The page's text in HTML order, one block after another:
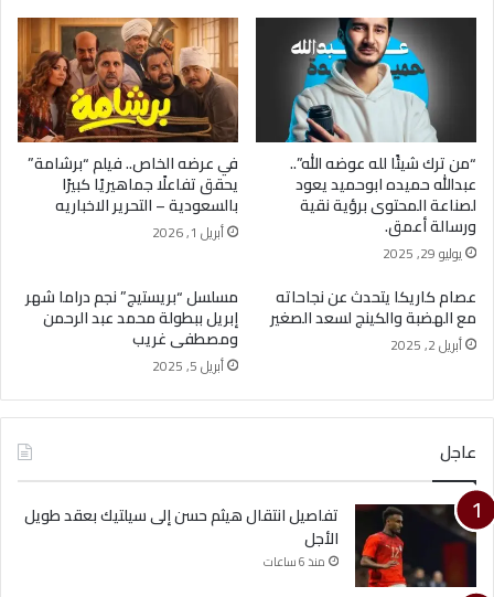
“من ترك شيئًا لله عوضه الله”..
عبدالله حميده ابوحميد يعود
لصناعة المحتوى برؤية نقية
ورسالة أعمق.
يوليو 29, 2025
في عرضه الخاص.. فيلم “برشامة”
يحقق تفاعلًا جماهيريًا كبيرًا
بالسعودية – التحرير الاخباريه
أبريل 1, 2026
عصام كاريكا يتحدث عن نجاحاته
مع الهضبة والكينج لسعد الصغير
أبريل 2, 2025
مسلسل “بريستيج” نجم دراما شهر
إبريل ببطولة محمد عبد الرحمن
ومصطفى غريب
أبريل 5, 2025
عاجل
تفاصيل انتقال هيثم حسن إلى سيلتيك بعقد طويل
الأجل
منذ 6 ساعات